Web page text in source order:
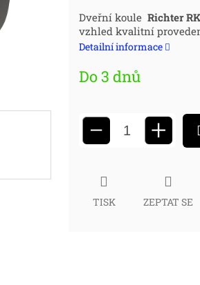
Měrná
cena:
Dveřní koule Richter
vzhled kvalitní
Detailní informace
Do 3 dnů
− +
TISK ZEPTAT SE